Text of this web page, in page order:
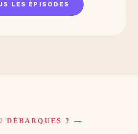
LES ÉPISODES
DÉBARQUES ? —